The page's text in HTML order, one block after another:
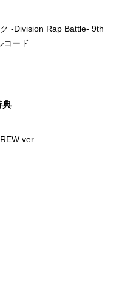
-Division Rap Battle- 9th
コード
典
ver.